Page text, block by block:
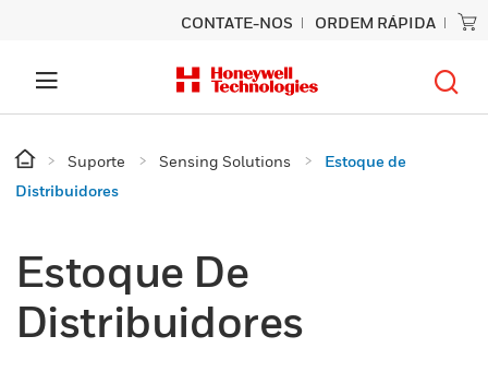
CONTATE-NOS ORDEM RÁPIDA
Suporte Sensing Solutions
Estoque de
Distribuidores
Estoque De
Distribuidores